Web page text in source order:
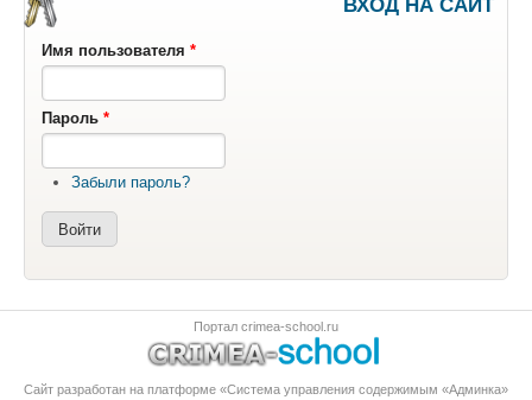
ВХОД НА САЙТ
Имя пользователя *
Пароль *
Забыли пароль?
Портал crimea-school.ru
Сайт разработан на платформе «Система управления содержимым «Админка»